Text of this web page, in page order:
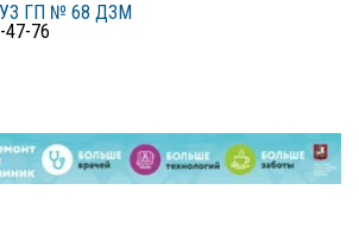
ГП № 68 ДЗМ
47-76